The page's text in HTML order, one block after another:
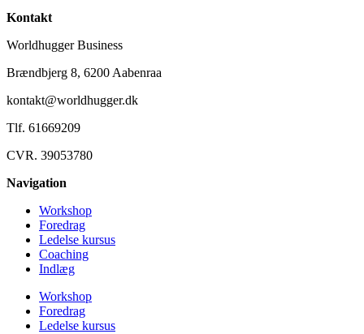
Kontakt
Worldhugger Business
Brændbjerg 8, 6200 Aabenraa
kontakt@worldhugger.dk
Tlf. 61669209
CVR. 39053780
Navigation
Workshop
Foredrag
Ledelse kursus
Coaching
Indlæg
Workshop
Foredrag
Ledelse kursus